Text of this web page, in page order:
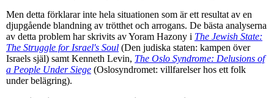
Men detta förklarar inte hela situationen som är ett resultat av en
djupgående blandning av trötthet och arrogans. De bästa analyserna
av detta problem har skrivits av Yoram Hazony i The Jewish State:
The Struggle for Israel's Soul (Den judiska staten: kampen över
Israels själ) samt Kenneth Levin, The Oslo Syndrome: Delusions of
a People Under Siege (Oslosyndromet: villfarelser hos ett folk
under belägring).